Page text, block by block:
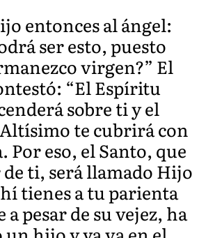
entonces al ángel:
ser esto, puesto
virgen?” El
“El Espíritu
sobre ti y el
te cubrirá con
Por eso, el Santo, que
de ti, será llamado Hijo
tienes a tu parienta
a pesar de su vejez, ha